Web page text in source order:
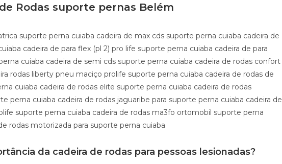
Rodas suporte pernas Belém
suporte perna cuiaba cadeira de max cds suporte perna cuiaba cadeira de
cadeira de para flex (pl 2) pro life suporte perna cuiaba cadeira de para
cuiaba cadeira de semi cds suporte perna cuiaba cadeira de rodas confort
rodas liberty pneu maciço prolife suporte perna cuiaba cadeira de rodas de
cuiaba cadeira de rodas elite suporte perna cuiaba cadeira de rodas
perna cuiaba cadeira de rodas jaguaribe para suporte perna cuiaba cadeira de
suporte perna cuiaba cadeira de rodas ma3fo ortomobil suporte perna
rodas motorizada para suporte perna cuiaba
da cadeira de rodas para pessoas lesionadas?